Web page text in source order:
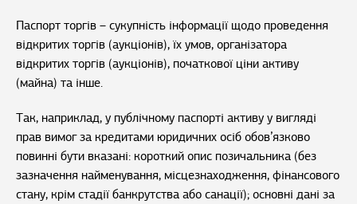
Паспорт торгів – сукупність інформації щодо проведення
відкритих торгів (аукціонів), їх умов, організатора
відкритих торгів (аукціонів), початкової ціни активу
(майна) та інше.
Так, наприклад, у публічному паспорті активу у вигляді
прав вимог за кредитами юридичних осіб обов’язково
повинні бути вказані: короткий опис позичальника (без
зазначення найменування, місцезнаходження, фінансового
стану, крім стадії банкрутства або санації); основні дані за